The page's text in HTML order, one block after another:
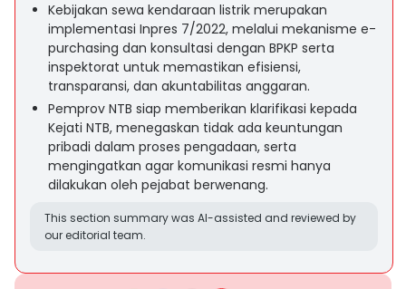
Kebijakan sewa kendaraan listrik merupakan
implementasi Inpres 7/2022, melalui mekanisme e-
purchasing dan konsultasi dengan BPKP serta
inspektorat untuk memastikan efisiensi,
transparansi, dan akuntabilitas anggaran.
Pemprov NTB siap memberikan klarifikasi kepada
Kejati NTB, menegaskan tidak ada keuntungan
pribadi dalam proses pengadaan, serta
mengingatkan agar komunikasi resmi hanya
dilakukan oleh pejabat berwenang.
This section summary was AI-assisted and reviewed by
our editorial team.